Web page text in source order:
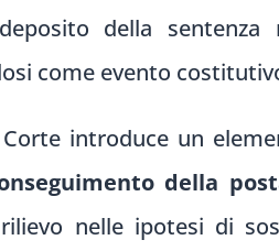
della
come evento
introduce un
della
nelle ipotesi di